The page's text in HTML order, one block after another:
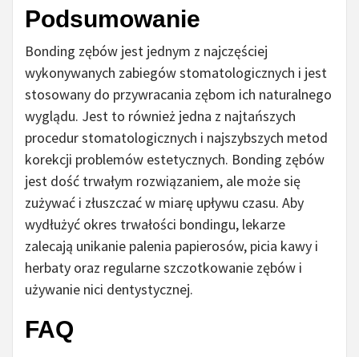
Podsumowanie
Bonding zębów jest jednym z najczęściej
wykonywanych zabiegów stomatologicznych i jest
stosowany do przywracania zębom ich naturalnego
wyglądu. Jest to również jedna z najtańszych
procedur stomatologicznych i najszybszych metod
korekcji problemów estetycznych. Bonding zębów
jest dość trwałym rozwiązaniem, ale może się
zużywać i złuszczać w miarę upływu czasu. Aby
wydłużyć okres trwałości bondingu, lekarze
zalecają unikanie palenia papierosów, picia kawy i
herbaty oraz regularne szczotkowanie zębów i
używanie nici dentystycznej.
FAQ